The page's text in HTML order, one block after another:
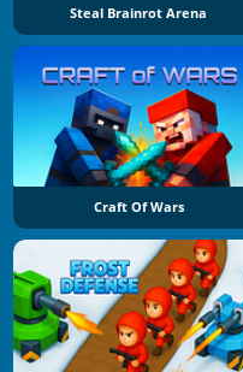
Steal Brainrot Arena
Craft Of Wars